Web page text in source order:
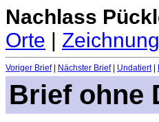
Nachlass
Orte |
Voriger Brief| Nächster Brief| Undatiert|
Brief ohne